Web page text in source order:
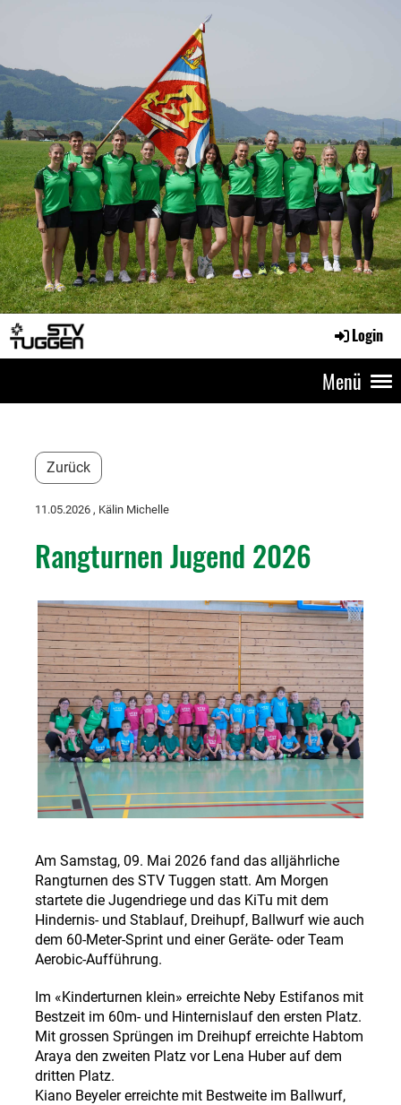
Login
Menü
Zurück
11.05.2026 , Kälin Michelle
Rangturnen Jugend 2026
Am Samstag, 09. Mai 2026 fand das alljährliche
Rangturnen des STV Tuggen statt. Am Morgen
startete die Jugendriege und das KiTu mit dem
Hindernis- und Stablauf, Dreihupf, Ballwurf wie auch
dem 60-Meter-Sprint und einer Geräte- oder Team
Aerobic-Aufführung.
Im «Kinderturnen klein» erreichte Neby Estifanos mit
Bestzeit im 60m- und Hinternislauf den ersten Platz.
Mit grossen Sprüngen im Dreihupf erreichte Habtom
Araya den zweiten Platz vor Lena Huber auf dem
dritten Platz.
Kiano Beyeler erreichte mit Bestweite im Ballwurf,